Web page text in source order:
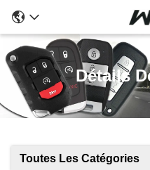
Détails
Toutes Les Catégories